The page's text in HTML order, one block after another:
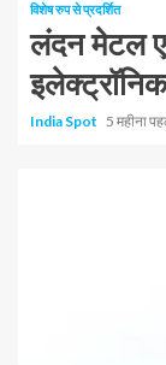
विशेष रुप से प्रदर्शित
लंदन मेटल
इलेक्ट्रॉनिक
India Spot 5 महीना